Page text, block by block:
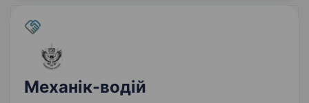
Механік-водій